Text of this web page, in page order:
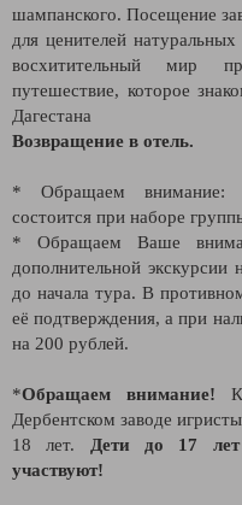
шампанского. Посещение
для ценителей
восхитительный мир
путешествие, которое
Дагестана
Возвращение в отель.
* Обращаем внимание:
состоится при наборе
* Обращаем Ваше
дополнительной экскурсии
до начала тура. В
её подтверждения, а при
на 200 рублей.
*Обращаем внимание! К
Дербентском заводе
18 лет.
Дети до 17 лет
участвуют!